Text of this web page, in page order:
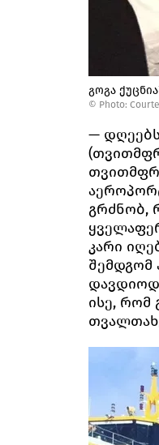
გოგა
© Photo:
—
გრძნობ,
კარი
შემდგომ
ისე, რომ